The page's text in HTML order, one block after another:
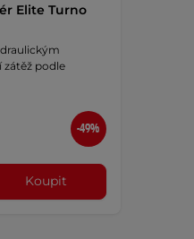
Elite Turno
podle
-49%
Koupit